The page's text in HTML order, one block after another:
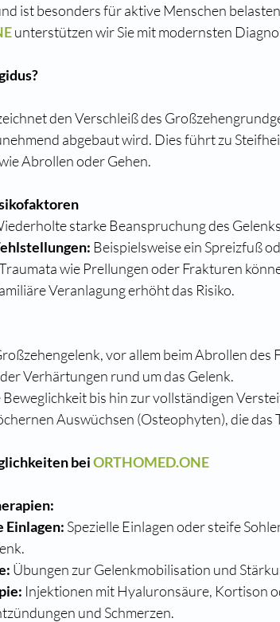
ist besonders für aktive Menschen
unterstützen wir Sie mit modernsten
den Verschleiß des
abgebaut wird. Dies führt zu
Abrollen oder Gehen.
starke Beanspruchung des
Beispielsweise ein Spreizfuß
wie Prellungen oder Frakturen
Veranlagung erhöht das Risiko.
vor allem beim Abrollen des
Verhärtungen rund um das Gelenk.
bis hin zur vollständigen
Auswüchsen (Osteophyten), die das
bei ORTHOMED.ONE
Einlagen: Spezielle Einlagen oder steife
Übungen zur Gelenkmobilisation und
Injektionen mit Hyaluronsäure, Kortison
und Schmerzen.